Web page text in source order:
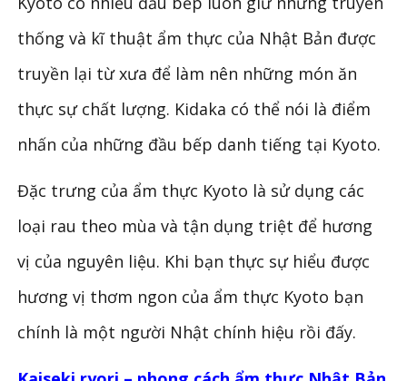
thống và kĩ thuật ẩm thực của Nhật Bản được
truyền lại từ xưa để làm nên những món ăn
thực sự chất lượng. Kidaka có thể nói là điểm
nhấn của những đầu bếp danh tiếng tại Kyoto.
Đặc trưng của ẩm thực Kyoto là sử dụng các
loại rau theo mùa và tận dụng triệt để hương
vị của nguyên liệu. Khi bạn thực sự hiểu được
hương vị thơm ngon của ẩm thực Kyoto bạn
chính là một người Nhật chính hiệu rồi đấy.